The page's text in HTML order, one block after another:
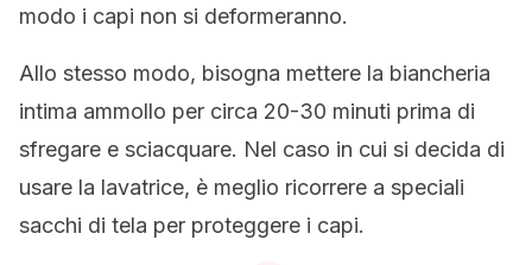
modo i capi non si deformeranno.
Allo stesso modo, bisogna mettere la biancheria
intima ammollo per circa 20-30 minuti prima di
sfregare e sciacquare. Nel caso in cui si decida di
usare la lavatrice, è meglio ricorrere a speciali
sacchi di tela per proteggere i capi.